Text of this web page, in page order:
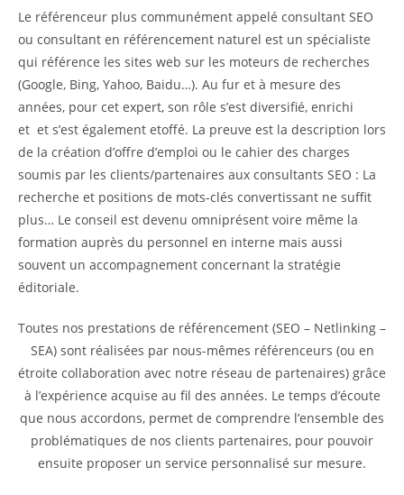
Le référenceur plus communément appelé consultant SEO
ou consultant en référencement naturel est un spécialiste
qui référence les sites web sur les moteurs de recherches
(Google, Bing, Yahoo, Baidu…). Au fur et à mesure des
années, pour cet expert, son rôle s’est diversifié, enrichi
et et s’est également etoffé. La preuve est la description lors
de la création d’offre d’emploi ou le cahier des charges
soumis par les clients/partenaires aux consultants SEO : La
recherche et positions de mots-clés convertissant ne suffit
plus… Le conseil est devenu omniprésent voire même la
formation auprès du personnel en interne mais aussi
souvent un accompagnement concernant la stratégie
éditoriale.
Toutes nos prestations de référencement (SEO – Netlinking –
SEA) sont réalisées par nous-mêmes référenceurs (ou en
étroite collaboration avec notre réseau de partenaires) grâce
à l’expérience acquise au fil des années. Le temps d’écoute
que nous accordons, permet de comprendre l’ensemble des
problématiques de nos clients partenaires, pour pouvoir
ensuite proposer un service personnalisé sur mesure.